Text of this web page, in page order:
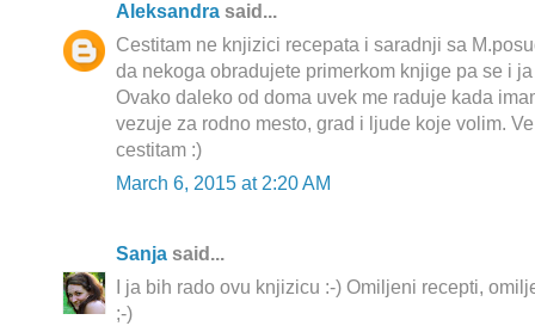
Aleksandra said...
Cestitam ne knjizici recepata i saradnji sa
da nekoga obradujete primerkom knjige pa se i
Ovako daleko od doma uvek me raduje kada
vezuje za rodno mesto, grad i ljude koje volim.
cestitam :)
March 6, 2015 at 2:20 AM
Sanja said...
I ja bih rado ovu knjizicu :-) Omiljeni recepti,
;-)